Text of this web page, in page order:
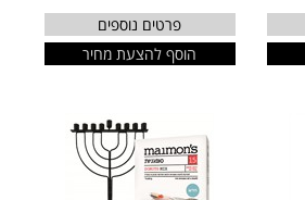
פרטים נוספים
הוסף להצעת מחיר